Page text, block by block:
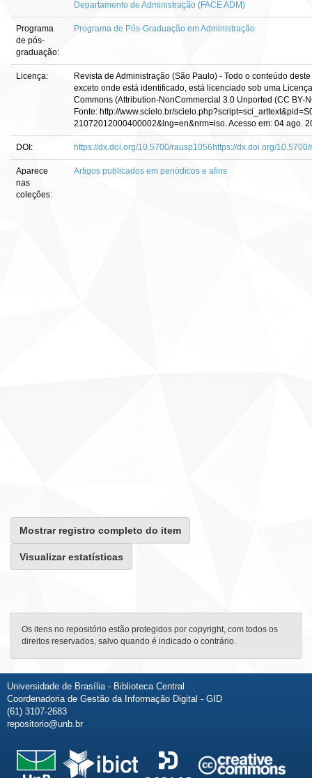
Departamento de Administração (FACE ADM)
Programa
de pós-
graduação:
Programa de Pós-Graduação em Administração
Licença:
Revista de Administração (São Paulo) - Todo o conteúdo
exceto onde está identificado, está licenciado sob uma
Commons (Attribution-NonCommercial 3.0 Unported (CC BY-
Fonte: http://www.scielo.br/
21072012000400002&lng=en&nrm=iso. Acesso em: 04 ago.
DOI: https://dx.doi.org/10.5700/rausp1056https://dx.doi.org/
Aparece
nas
coleções:
Artigos publicados em periódicos e afins
Mostrar registro completo do item
Visualizar estatísticas
Os itens no repositório estão protegidos por copyright, com todos os
direitos reservados, salvo quando é indicado o contrário.
Universidade de Brasília - Biblioteca Central
Coordenadoria de Gestão da Informação Digital - GID
(61) 3107-2683
repositorio@unb.br